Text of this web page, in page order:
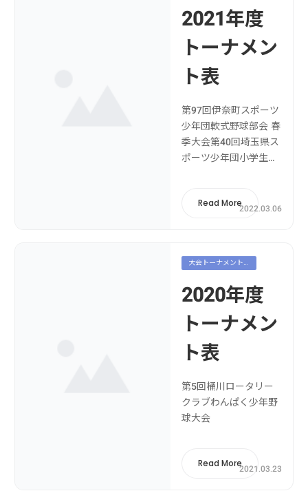
少年団軟式野球交流大
会第17回北本交流少年
野球大会2022読売旗争
奪関東...
2022.03.06
2021年度
トーナメン
ト表
第97回伊奈町スポーツ
少年団軟式野球部会 春
季大会第40回埼玉県ス
ポーツ少年団小学生軟
37回 川島・吉見スポ
球交流大会伊奈町夏季
代表決定戦第16回北本
交流少年野球大会第６
回桶川ロータリークラ
ブわんぱ...
Read More
大会トーナメント
2021.03.23
2020年度
トーナメン
ト表
第5回桶川ロータリー
クラブわんぱく少年野
球大会
Read More